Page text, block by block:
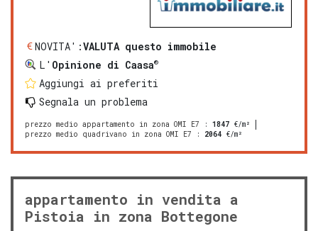
NOVITA':VALUTA questo immobile
L' Opinione di Caasa®
Aggiungi ai preferiti
Segnala un problema
prezzo medio appartamento in zona OMI E7 : 1847 €/m²
prezzo medio quadrivano in zona OMI E7 : 2064 €/m²
appartamento in vendita a
Pistoia in zona Bottegone